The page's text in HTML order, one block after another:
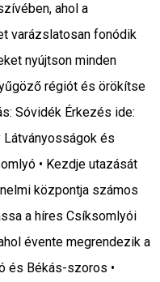
ahol a
varázslatosan fonódik
nyújtson minden
régiót és örökítse
Sóvidék Érkezés ide:
és
• Kezdje utazását
központja számos
a híres Csíksomlyói
évente megrendezik a
és Békás-szoros •